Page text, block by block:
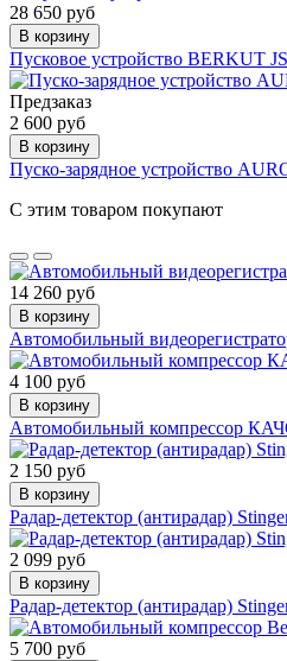
28 650 руб
В корзину
Пусковое устройство BERKUT
Предзаказ
2 600 руб
В корзину
Пуско-зарядное устройство
С этим товаром покупают
14 260 руб
В корзину
Автомобильный
4 100 руб
В корзину
Автомобильный компрессор
2 150 руб
В корзину
Радар-детектор (антирадар)
2 099 руб
В корзину
Радар-детектор (антирадар)
5 700 руб